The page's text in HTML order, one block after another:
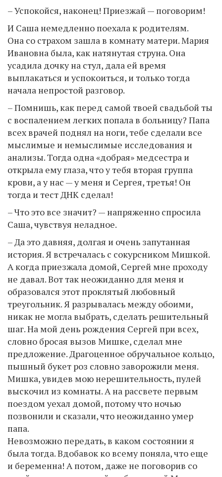
– Успокойся, наконец! Приезжай — поговорим!
И Саша немедленно поехала к родителям.
Она со страхом зашла в комнату матери. Мария
Ивановна была, как натянутая струна. Она
усадила дочку на стул, дала ей время
выплакаться и успокоиться, и только тогда
начала непростой разговор.
– Помнишь, как перед самой твоей свадьбой ты
с воспалением легких попала в больницу? Папа
всех врачей поднял на ноги, тебе сделали все
мыслимые и немыслимые исследования и
анализы. Тогда одна «добрая» медсестра и
открыла ему глаза, что у тебя вторая группа
крови, а у нас — у меня и Сергея, третья! Он
тогда и тест ДНК сделал!
– Что это все значит? — напряженно спросила
Саша, чувствуя неладное.
– Да это давняя, долгая и очень запутанная
история. Я встречалась с сокурсником Мишкой.
А когда приезжала домой, Сергей мне проходу
не давал. Вот так неожиданно для меня и
образовался этот проклятый любовный
треугольник. Я разрывалась между обоими,
никак не могла выбрать, сделать решительный
шаг. На мой день рождения Сергей при всех,
словно бросая вызов Мишке, сделал мне
предложение. Драгоценное обручальное кольцо,
пышный букет роз словно заворожили меня.
Мишка, увидев мою нерешительность, пулей
выскочил из комнаты. А на рассвете первым
поездом уехал домой, потому что ночью
позвонили и сказали, что неожиданно умер
папа.
Невозможно передать, в каком состоянии я
была тогда. Вдобавок ко всему поняла, что еще
и беременна! А потом, даже не поговорив со